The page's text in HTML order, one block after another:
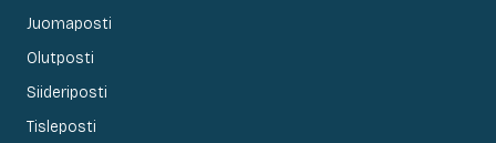
Juomaposti
Olutposti
Siideriposti
Tisleposti